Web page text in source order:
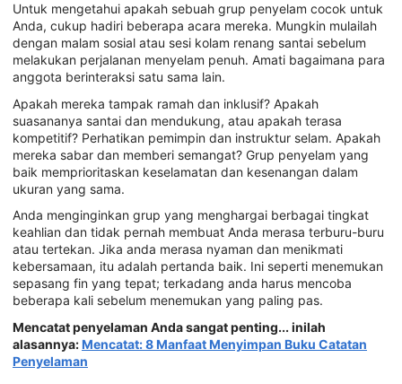
Untuk mengetahui apakah sebuah grup penyelam cocok untuk
Anda, cukup hadiri beberapa acara mereka. Mungkin mulailah
dengan malam sosial atau sesi kolam renang santai sebelum
melakukan perjalanan menyelam penuh. Amati bagaimana para
anggota berinteraksi satu sama lain.
Apakah mereka tampak ramah dan inklusif? Apakah
suasananya santai dan mendukung, atau apakah terasa
kompetitif? Perhatikan pemimpin dan instruktur selam. Apakah
mereka sabar dan memberi semangat? Grup penyelam yang
baik memprioritaskan keselamatan dan kesenangan dalam
ukuran yang sama.
Anda menginginkan grup yang menghargai berbagai tingkat
keahlian dan tidak pernah membuat Anda merasa terburu-buru
atau tertekan. Jika anda merasa nyaman dan menikmati
kebersamaan, itu adalah pertanda baik. Ini seperti menemukan
sepasang fin yang tepat; terkadang anda harus mencoba
beberapa kali sebelum menemukan yang paling pas.
Mencatat penyelaman Anda sangat penting... inilah
alasannya:Mencatat: 8 Manfaat Menyimpan Buku Catatan
Penyelaman